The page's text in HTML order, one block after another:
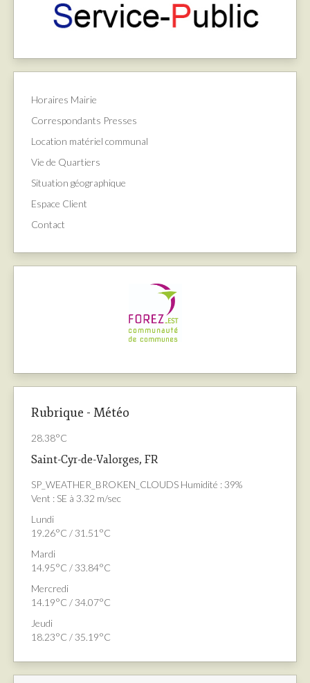
Horaires Mairie
Correspondants Presses
Location matériel communal
Vie de Quartiers
Situation géographique
Espace Client
Contact
Rubrique - Météo
28.38°C
Saint-Cyr-de-Valorges, FR
SP_WEATHER_BROKEN_CLOUDS Humidité : 39%
Vent : SE à 3.32 m/sec
Lundi
19.26°C / 31.51°C
Mardi
14.95°C / 33.84°C
Mercredi
14.19°C / 34.07°C
Jeudi
18.23°C / 35.19°C